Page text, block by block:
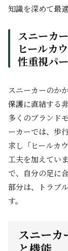
知識を深めて最
スニーカ
ヒールカ
性重視パ
スニーカーのか
保護に直結する
多くのブランド
ーカーでは、歩
求し「ヒールカ
工夫を加えてい
で、自分の足に
部分は、トラブ
す。
スニーカ